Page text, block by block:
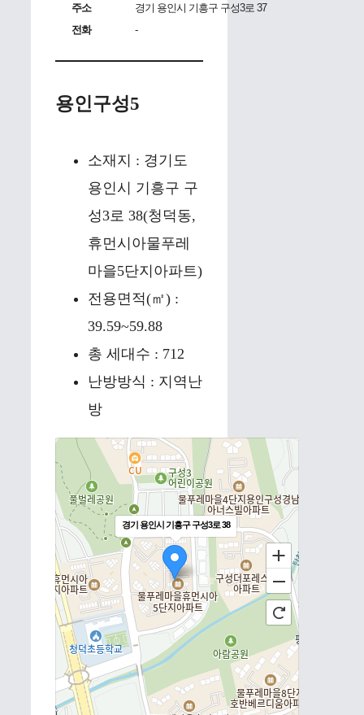
주소
경기 용인시 기흥구 구성3로 37
전화
-
용인구성5
소재지 : 경기도
용인시 기흥구 구
성3로 38(청덕동,
휴먼시아물푸레
마을5단지아파트)
전용면적(㎡) :
39.59~59.88
총 세대수 : 712
난방방식 : 지역난
방
경기 용인시 기흥구 구성3로 38